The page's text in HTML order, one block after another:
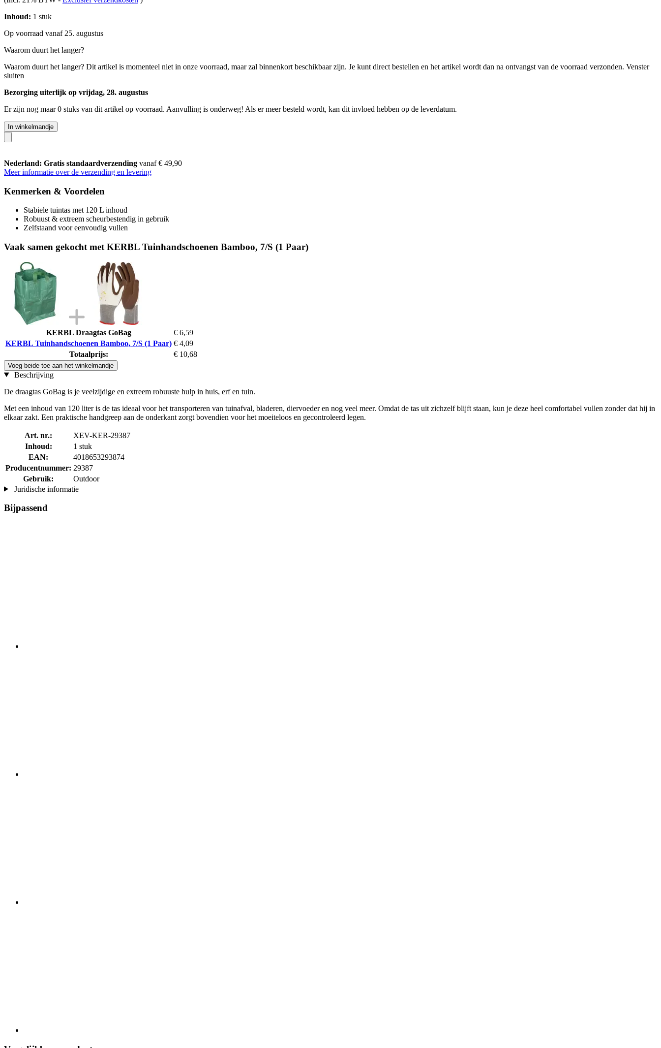
Inhoud: 1 stuk
Op voorraad vanaf 25. augustus
Waarom duurt het langer?
Waarom duurt het langer? Dit artikel is momenteel niet in onze voorraad, maar zal binnenkort beschikbaar zijn. Je kunt direct bestellen en het artikel wordt dan na ontvangst van de voorraad verzonden. Venster
sluiten
Bezorging uiterlijk op vrijdag, 28. augustus
Er zijn nog maar 0 stuks van dit artikel op voorraad. Aanvulling is onderweg! Als er meer besteld wordt, kan dit invloed hebben op de leverdatum.
In winkelmandje
Nederland: Gratis standaardverzending vanaf € 49,90
Meer informatie over de verzending en levering
Kenmerken & Voordelen
Stabiele tuintas met 120 L inhoud
Robuust & extreem scheurbestendig in gebruik
Zelfstaand voor eenvoudig vullen
Vaak samen gekocht met KERBL Tuinhandschoenen Bamboo, 7/S (1 Paar)
KERBL Draagtas GoBag
€ 6,59
KERBL Tuinhandschoenen Bamboo, 7/S (1 Paar) € 4,09
Totaalprijs:
€ 10,68
Voeg beide toe aan het winkelmandje
Beschrijving
De draagtas GoBag is je veelzijdige en extreem robuuste hulp in huis, erf en tuin.
Met een inhoud van 120 liter is de tas ideaal voor het transporteren van tuinafval, bladeren, diervoeder en nog veel meer. Omdat de tas uit zichzelf blijft staan, kun je deze heel comfortabel vullen zonder dat hij in
elkaar zakt. Een praktische handgreep aan de onderkant zorgt bovendien voor het moeiteloos en gecontroleerd legen.
Art. nr.:
XEV-KER-29387
Inhoud:
1 stuk
EAN:
4018653293874
Producentnummer: 29387
Gebruik:
Outdoor
Juridische informatie
Bijpassend